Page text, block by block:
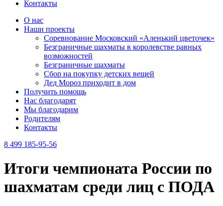
Контакты
О нас
Наши проекты
Соревнование Московский «Аленький цветочек»
Безграничные шахматы в королевстве равных
возможностей
Безграничные шахматы
Сбор на покупку детских вещей
Дед Мороз приходит в дом
Получить помощь
Нас благодарят
Мы благодарим
Родителям
Контакты
8 499 185-95-56
Итоги чемпионата России по
шахматам среди лиц с ПОДА